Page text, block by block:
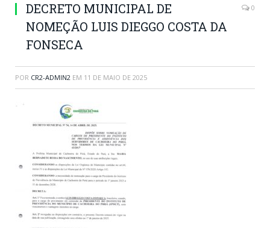
DECRETO MUNICIPAL DE
NOMEÇÃO LUIS DIEGGO COSTA DA
FONSECA
0
POR CR2-ADMIN2 EM 11 DE MAIO DE 2025